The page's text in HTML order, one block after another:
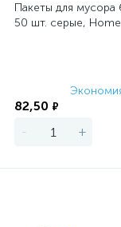
Пакеты для мусора
50 шт. серые, Home
82,50 ₽
- +